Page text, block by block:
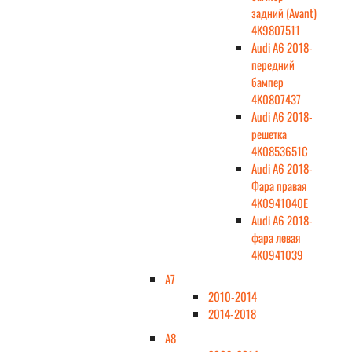
задний (Avant)
4K9807511
Audi A6 2018-
передний
бампер
4K0807437
Audi A6 2018-
решетка
4K0853651C
Audi A6 2018-
Фара правая
4K0941040E
Audi A6 2018-
фара левая
4K0941039
A7
2010-2014
2014-2018
A8